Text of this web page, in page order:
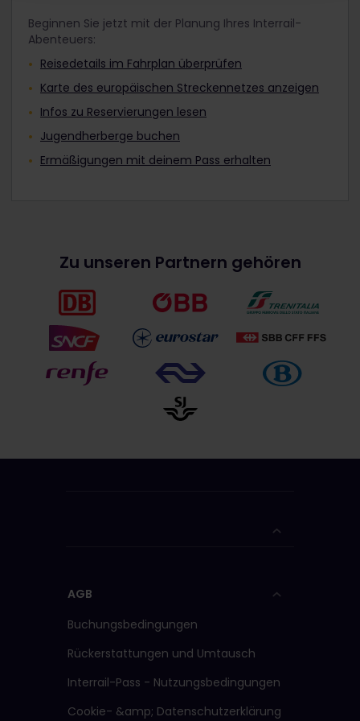
Beginnen Sie jetzt mit der Planung Ihres Interrail-
Abenteuers:
Reisedetails im Fahrplan überprüfen
Karte des europäischen Streckennetzes anzeigen
Infos zu Reservierungen lesen
Jugendherberge buchen
Ermäßigungen mit deinem Pass erhalten
Zu unseren Partnern gehören
AGB
Buchungsbedingungen
Rückerstattungen und Umtausch
Interrail-Pass - Nutzungsbedingungen
Cookie- &amp; Datenschutzerklärung